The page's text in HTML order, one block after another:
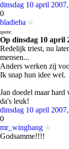
dinsdag 10 april
0
bladieha
quote:
Op dinsdag 10 april
Redelijk triest, nu
mensen...
Anders werken zij
Ik snap hun idee wel.
Jan doedel maar
da's leuk!
dinsdag 10 april
0
mr_winghang
Godsamme!!!!